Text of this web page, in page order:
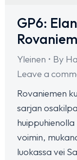
GP6:
Yleinen By
Leave a
Rovaniemen
sarjan
voimin,
luokassa vei